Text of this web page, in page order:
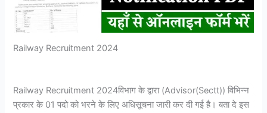
Railway Recruitment 2024
Railway Recruitment 2024विभाग के द्वारा (Advisor(Sectt)) विभिन्न
प्रकार के 01 पदो को भरने के लिए अधिसूचना जारी कर दी गई है। बता दे इस